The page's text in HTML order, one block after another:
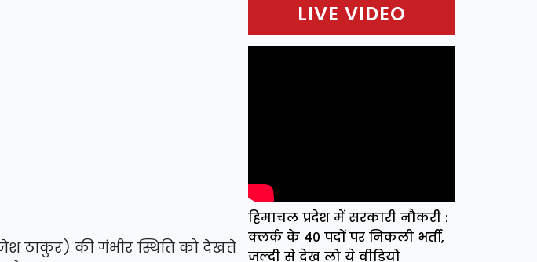
ठाकुर) की गंभीर स्थिति को देखते
LIVE VIDEO
हिमाचल प्रदेश में सरकारी नौकरी :
क्लर्क के 40 पदों पर निकली भर्ती,
जल्दी से देख लो ये वीडियो